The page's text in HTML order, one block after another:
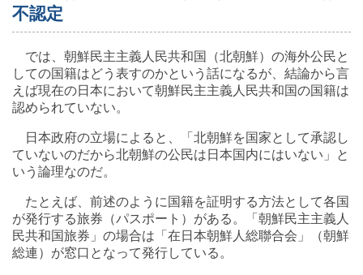
不認定
では、朝鮮民主主義人民共和国（北朝鮮）の海外公民と
しての国籍はどう表すのかという話になるが、結論から言
えば現在の日本において朝鮮民主主義人民共和国の国籍は
認められていない。
日本政府の立場によると、「北朝鮮を国家として承認し
ていないのだから北朝鮮の公民は日本国内にはいない」と
いう論理なのだ。
たとえば、前述のように国籍を証明する方法として各国
が発行する旅券（パスポート）がある。「朝鮮民主主義人
民共和国旅券」の場合は「在日本朝鮮人総聯合会」（朝鮮
総連）が窓口となって発行している。